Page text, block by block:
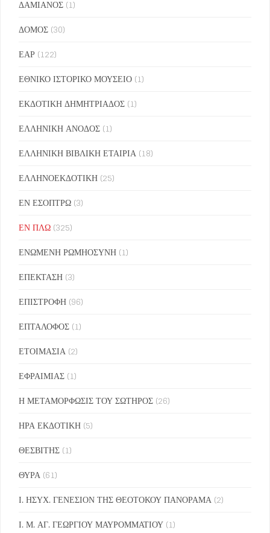
ΔΑΜΙΑΝΟΣ (1)
ΔΟΜΟΣ (30)
ΕΑΡ (122)
ΕΘΝΙΚΟ ΙΣΤΟΡΙΚΟ ΜΟΥΣΕΙΟ (1)
ΕΚΔΟΤΙΚΗ ΔΗΜΗΤΡΙΑΔΟΣ (1)
ΕΛΛΗΝΙΚΗ ΑΝΟΔΟΣ (1)
ΕΛΛΗΝΙΚΗ ΒΙΒΛΙΚΗ ΕΤΑΙΡΙΑ (18)
ΕΛΛΗΝΟΕΚΔΟΤΙΚΗ (25)
ΕΝ ΕΣΟΠΤΡΩ (3)
ΕΝ ΠΛΩ (325)
ΕΝΩΜΕΝΗ ΡΩΜΗΟΣΥΝΗ (1)
ΕΠΕΚΤΑΣΗ (3)
ΕΠΙΣΤΡΟΦΗ (96)
ΕΠΤΑΛΟΦΟΣ (1)
ΕΤΟΙΜΑΣΙΑ (2)
ΕΦΡΑΙΜΙΑΣ (1)
Η ΜΕΤΑΜΟΡΦΩΣΙΣ ΤΟΥ ΣΩΤΗΡΟΣ (26)
ΗΡΑ ΕΚΔΟΤΙΚΗ (5)
ΘΕΣΒΙΤΗΣ (1)
ΘΥΡΑ (61)
Ι. ΗΣΥΧ. ΓΕΝΕΣΙΟΝ ΤΗΣ ΘΕΟΤΟΚΟΥ ΠΑΝΟΡΑΜΑ (2)
Ι. Μ. ΑΓ. ΓΕΩΡΓΙΟΥ ΜΑΥΡΟΜΜΑΤΙΟΥ (1)